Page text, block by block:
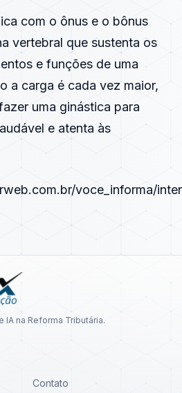
com o ônus e o bônus
vertebral que sustenta os
e funções de uma
a carga é cada vez maior,
uma ginástica para
e atenta às
voce_informa/
IA na Reforma Tributária.
Contato